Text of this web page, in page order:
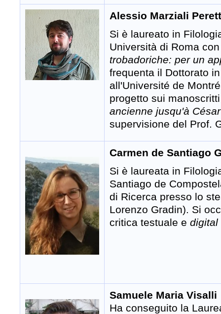
Alessio Marziali
Si è laureato in
Università di Roma
trobadoriche: per un
frequenta il Dottorato
all'Université de
progetto sui
ancienne jusqu'à César
supervisione del Prof.
Carmen de Santiago
Si è laureata in
Santiago de
di Ricerca presso lo
Lorenzo Gradin). Si
critica testuale e digital
Samuele Maria Visalli
Ha conseguito la